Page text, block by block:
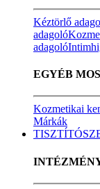
Kéztörlő
adagoló
adagoló
EGYÉB
Kozmetikai
Márkák